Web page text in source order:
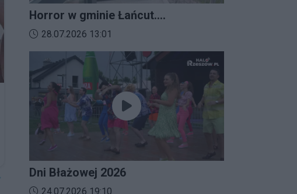
Horror w gminie Łańcut.
Mieszkaniec Rzeszowa
terroryzował rodzinę nożem i
zaatakował policjantów!
Data dodania materiału wideo:
28.07.2026 13:01
Dni Błażowej 2026
Data dodania materiału wideo:
24.07.2026 19:10